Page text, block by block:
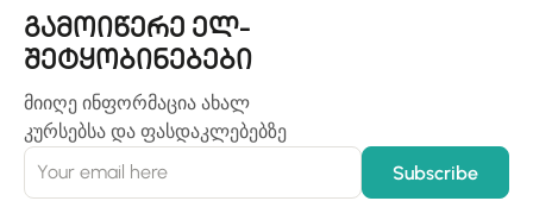
გამოიწერე ელ-
შეტყობინებები
მიიღე ინფორმაცია ახალ
კურსებსა და ფასდაკლებებზე